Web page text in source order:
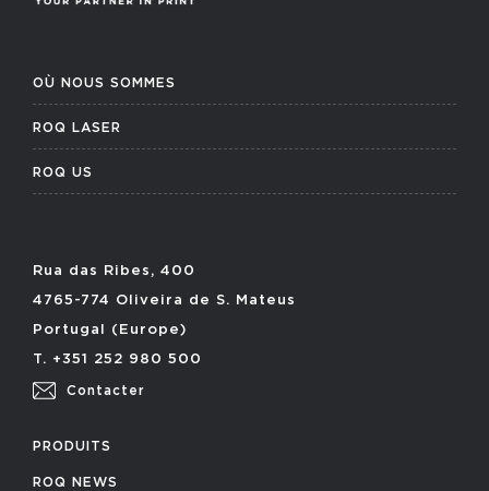
OÙ NOUS SOMMES
ROQ LASER
ROQ US
Rua das Ribes, 400
4765-774 Oliveira de S. Mateus
Portugal (Europe)
T. +351 252 980 500
Contacter
PRODUITS
ROQ NEWS